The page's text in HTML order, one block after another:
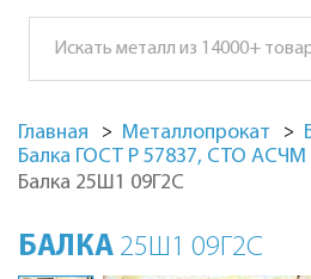
Главная Металлопрокат
Балка ГОСТ Р 57837, СТО АСЧМ
Балка 25Ш1 09Г2С
БАЛКА 25Ш1 09Г2С